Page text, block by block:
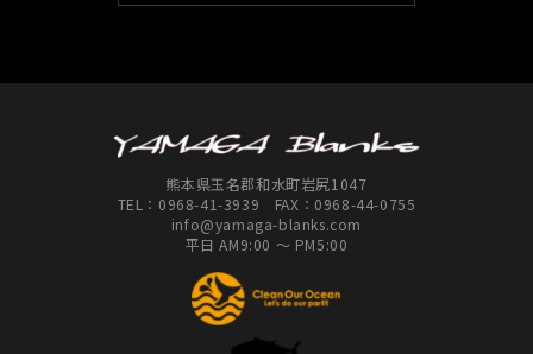
熊本県玉名郡和水町岩尻1047
TEL： 0968-41-3939 FAX：0968-44-0755
info@yamaga-blanks.com
平日 AM9:00 ～ PM5:00